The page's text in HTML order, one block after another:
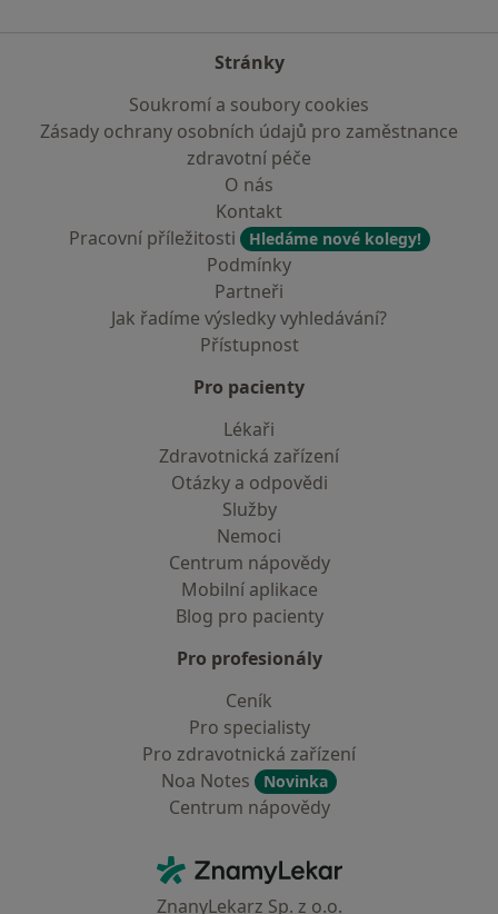
Stránky
Soukromí a soubory cookies
Zásady ochrany osobních údajů pro zaměstnance
zdravotní péče
O nás
Kontakt
Pracovní příležitosti
Hledáme nové kolegy!
Podmínky
Partneři
Jak řadíme výsledky vyhledávání?
Přístupnost
Pro pacienty
Lékaři
Zdravotnická zařízení
Otázky a odpovědi
Služby
Nemoci
Centrum nápovědy
Mobilní aplikace
Blog pro pacienty
Pro profesionály
Ceník
Pro specialisty
Pro zdravotnická zařízení
Noa Notes
Novinka
Centrum nápovědy
ZnamyLekar - Hlavní stránka
ZnanyLekarz Sp. z o.o.